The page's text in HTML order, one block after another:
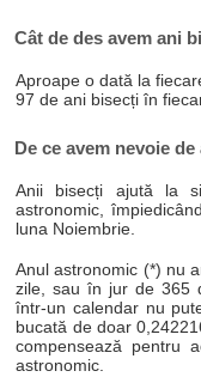
Cât de des avem ani
Aproape o dată la
97 de ani bisecți în
De ce avem nevoie
Anii bisecți ajută la
astronomic,
luna Noiembrie.
Anul astronomic (*) nu
zile, sau în jur de 365
într-un calendar nu
bucată de doar
compensează pentru
astronomic.